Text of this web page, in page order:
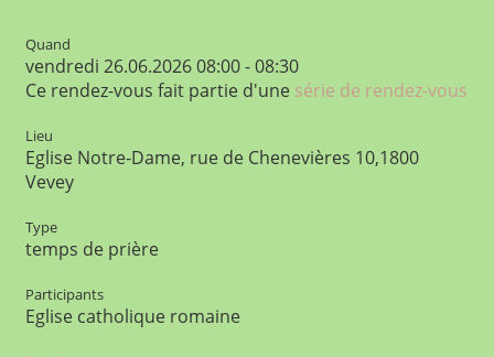
Quand
vendredi 26.06.2026 08:00 - 08:30
Ce rendez-vous fait partie d'une série de rendez-vous
Lieu
Eglise Notre-Dame, rue de Chenevières 10,1800
Vevey
Type
temps de prière
Participants
Eglise catholique romaine